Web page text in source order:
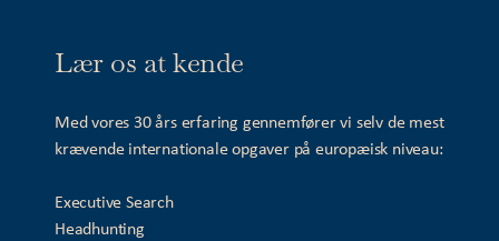
Lær os at kende
Med vores 30 års erfaring gennemfører vi selv de mest
krævende internationale opgaver på europæisk niveau:
Executive Search
Headhunting